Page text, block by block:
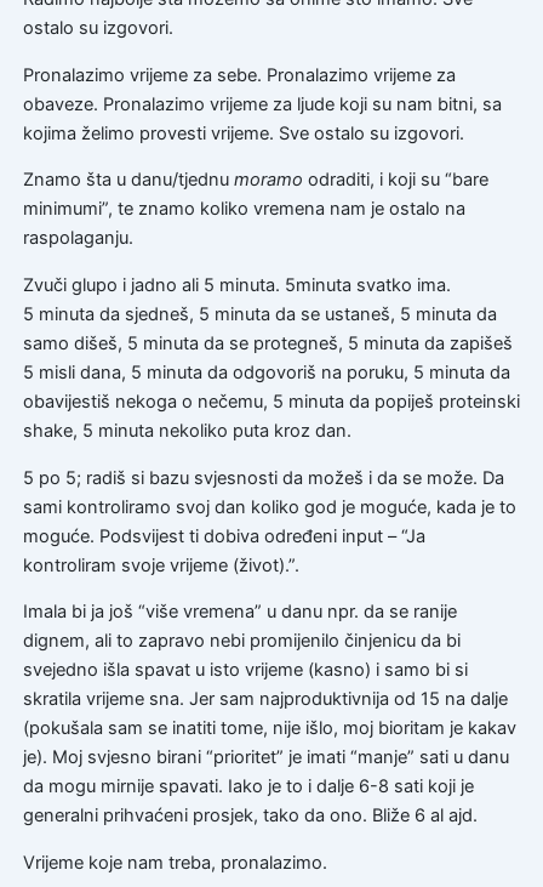
ostalo su izgovori.
Pronalazimo vrijeme za sebe. Pronalazimo vrijeme za
obaveze. Pronalazimo vrijeme za ljude koji su nam bitni, sa
kojima želimo provesti vrijeme. Sve ostalo su izgovori.
Znamo šta u danu/tjednu moramo odraditi, i koji su “bare
minimumi”, te znamo koliko vremena nam je ostalo na
raspolaganju.
Zvuči glupo i jadno ali 5 minuta. 5minuta svatko ima.
5 minuta da sjedneš, 5 minuta da se ustaneš, 5 minuta da
samo dišeš, 5 minuta da se protegneš, 5 minuta da zapišeš
5 misli dana, 5 minuta da odgovoriš na poruku, 5 minuta da
obavijestiš nekoga o nečemu, 5 minuta da popiješ proteinski
shake, 5 minuta nekoliko puta kroz dan.
5 po 5; radiš si bazu svjesnosti da možeš i da se može. Da
sami kontroliramo svoj dan koliko god je moguće, kada je to
moguće. Podsvijest ti dobiva određeni input – “Ja
kontroliram svoje vrijeme (život).”.
Imala bi ja još “više vremena” u danu npr. da se ranije
dignem, ali to zapravo nebi promijenilo činjenicu da bi
svejedno išla spavat u isto vrijeme (kasno) i samo bi si
skratila vrijeme sna. Jer sam najproduktivnija od 15 na dalje
(pokušala sam se inatiti tome, nije išlo, moj bioritam je kakav
je). Moj svjesno birani “prioritet” je imati “manje” sati u danu
da mogu mirnije spavati. Iako je to i dalje 6-8 sati koji je
generalni prihvaćeni prosjek, tako da ono. Bliže 6 al ajd.
Vrijeme koje nam treba, pronalazimo.